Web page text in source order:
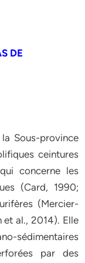
DE
Sous-province
ceintures
concerne les
(Card, 1990;
(Mercier-
et al., 2014). Elle
sédimentaires
par des